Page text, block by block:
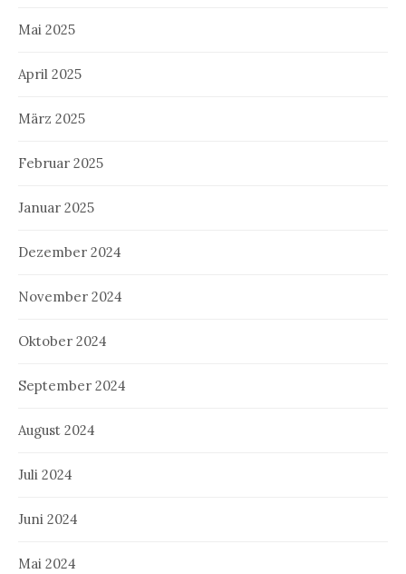
Mai 2025
April 2025
März 2025
Februar 2025
Januar 2025
Dezember 2024
November 2024
Oktober 2024
September 2024
August 2024
Juli 2024
Juni 2024
Mai 2024